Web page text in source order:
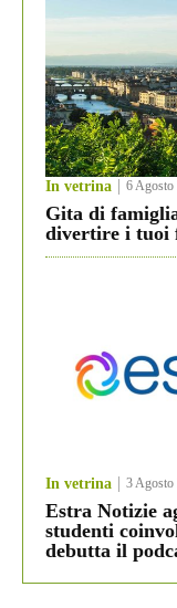
In vetrina 6 Agosto
Gita di
divertire i tuoi
In vetrina 3 Agosto
Estra Notizie
studenti
debutta il